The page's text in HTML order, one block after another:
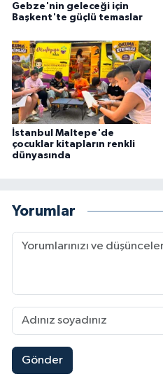
Gebze'nin geleceği için
Başkent'te güçlü temaslar
İstanbul Maltepe'de
çocuklar kitapların renkli
dünyasında
Yorumlar
Gönder